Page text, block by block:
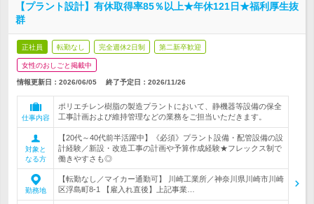
【プラント設計】有休取得率85％以上★年休121日★福利厚生抜
群
正社員 転勤なし 完全週休2日制 第二新卒歓迎
女性のおしごと掲載中
情報更新日：2026/06/05 終了予定日： 2026/11/26
仕事内容
ポリエチレン樹脂の製造プラントにおいて、静機器等設備の保全
工事計画および維持管理などの業務をご担当いただきます。
対象と
なる方
【20代～40代前半活躍中】《必須》プラント設備・配管設備の設
計経験／新設・改造工事の計画や予算作成経験★フレックス制で
働きやすさも◎
勤務地
【転勤なし／マイカー通勤可】 川崎工業所／神奈川県川崎市川崎
区浮島町8-1 【雇入れ直後】上記事業…